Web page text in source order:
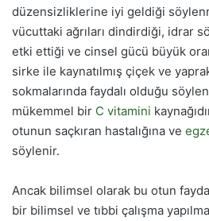
düzensizliklerine iyi geldiği
vücuttaki ağrıları dindirdiği, idrar
etki ettiği ve cinsel gücü büyük
sirke ile kaynatılmış çiçek ve
sokmalarında faydalı olduğu
mükemmel bir C vitamini
otunun saçkıran hastalığına ve
söylenir.
Ancak bilimsel olarak bu otun
bir bilimsel ve tıbbi çalışma